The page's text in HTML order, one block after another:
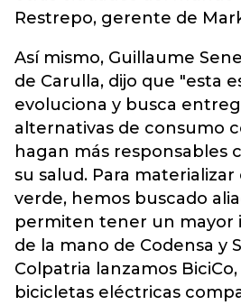
Restrepo, gerente de
Así mismo, Guillaume
de Carulla, dijo que "esta
evoluciona y busca
alternativas de consumo
hagan más responsables
su salud. Para materializar
verde, hemos buscado
permiten tener un mayor
de la mano de Codensa y
Colpatria lanzamos
bicicletas eléctricas